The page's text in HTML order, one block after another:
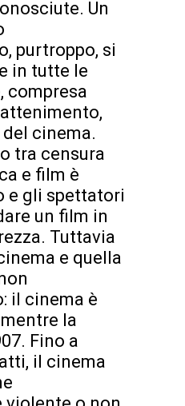
Un
purtroppo, si
in tutte le
compresa
cinema.
tra censura
e film è
e gli spettatori
un film in
Tuttavia
e quella
il cinema è
la
Fino a
il cinema